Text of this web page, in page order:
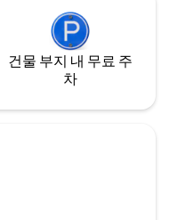
건물 부지 내 무료 주
차